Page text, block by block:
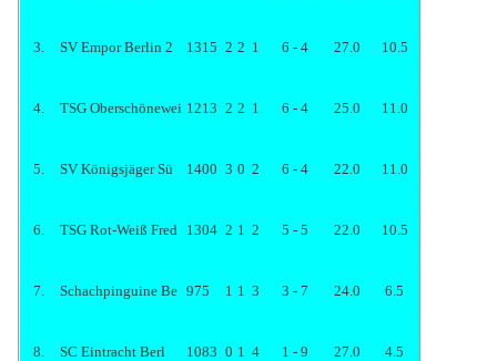
3. SV Empor Berlin 2 1315 2 2 1 6 - 4 27.0 10.5
4. TSG Oberschönewei 1213 2 2 1 6 - 4 25.0 11.0
5. SV Königsjäger Sü 1400 3 0 2 6 - 4 22.0 11.0
6. TSG Rot-Weiß Fred 1304 2 1 2 5 - 5 22.0 10.5
7. Schachpinguine Be 975 1 1 3 3 - 7 24.0 6.5
8. SC Eintracht Berl 1083 0 1 4 1 - 9 27.0 4.5